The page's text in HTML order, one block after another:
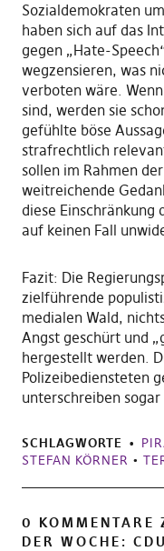
Sozialdemokraten
haben sich auf das
gegen „Hate-
wegzensieren, was
verboten wäre.
sind, werden sie
gefühlte böse
strafrechtlich
sollen im Rahmen
weitreichende
diese
auf keinen Fall
Fazit: Die
zielführende
medialen Wald,
Angst geschürt und
hergestellt werden.
Polizeibediensteten
unterschreiben
SCHLAGWORTE
STEFAN KÖRNER •
0 KOMMENTARE
DER WOCHE: